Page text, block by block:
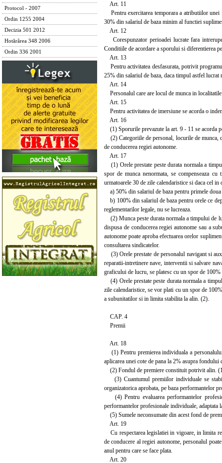
Protocol - 2007
Ordin 1255 2004
Decizia 501 2012
Hotărârea 348 2006
Ordin 336 2001
Art. 11
Pentru exercitarea temporara a atributiilor unei
30% din salariul de baza minim al functiei
Art. 12
Corespunzator perioadei lucrate fara
Conditiile de acordare a sporului si diferentierea
Art. 13
Pentru activitatea desfasurata, potrivit
25% din salariul de baza, daca timpul astfel
Art. 14
Personalul care are locul de munca in
Art. 15
Pentru activitatea de imersiune se acorda o
Art. 16
(1) Sporurile prevazute la art. 9 - 11 se acorda
(2) Categoriile de personal, locurile de munca,
de conducerea regiei autonome.
Art. 17
(1) Orele prestate peste durata normala a
spor de munca nenormata, se compenseaza
urmatoarele 30 de zile calendaristice si daca cel
a) 50% din salariul de baza pentru primele
b) 100% din salariul de baza pentru orele ce
reglementarilor legale, nu se lucreaza.
(2) Munca peste durata normala a timpului de
dispusa de conducerea regiei autonome sau a
autonome poate aproba efectuarea orelor
consultarea sindicatelor.
(3) Orele prestate de personalul navigant si
reparatii-intretinere nave, interventii si salvare
graficului de lucru, se platesc cu un spor de
(4) Orele prestate peste durata normala a
zile calendaristice, se vor plati cu un spor de
a subunitatilor si in limita stabilita la alin. (2).
CAP. 4
Premii
Art. 18
(1) Pentru premierea individuala a
aplicarea unei cote de pana la 2% asupra
(2) Fondul de premiere constituit potrivit alin.
(3) Cuantumul premiilor individuale se
organizatorica aprobata, pe baza performantelor
(4) Pentru evaluarea performantelor
performantelor profesionale individuale, adaptata
(5) Sumele neconsumate din acest fond de
Art. 19
Cu respectarea legislatiei in vigoare, in limita
de conducere al regiei autonome, personalul
anul pentru care se face plata.
Art. 20